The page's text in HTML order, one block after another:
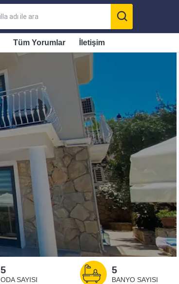
Tüm Yorumlar İletişim
5
ODA SAYISI
5
BANYO SAYISI